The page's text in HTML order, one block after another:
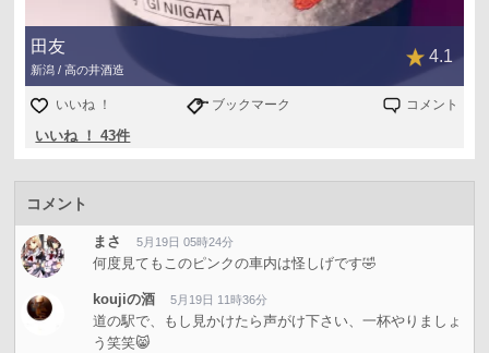
田友
新潟 / 高の井酒造
4.1
いいね ！ ブックマーク コメント
いいね ！ 43件
コメント
まさ 5月19日 05時24分
何度見てもこのピンクの車内は怪しげです🤣
koujiの酒 5月19日 11時36分
道の駅で、もし見かけたら声がけ下さい、一杯やりましょ
う笑笑😸